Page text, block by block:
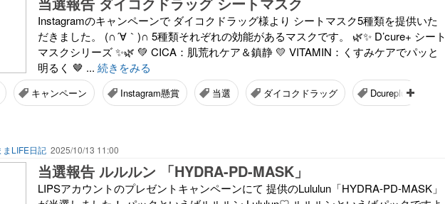
Instagramのキャンペーンで ダイコクドラッグ様より シートマスク5種類を提供いた
だきました。 (∩´∀｀)∩ 5種類それぞれの効能があるマスクです。 🌿✨ D’cure+ シート
マスクシリーズ ✨🌿 💚 CICA：肌荒れケア＆鎮静 💛 VITAMIN：くすみケアでパッと
明るく 🤎 ... 続きをみる
キャンペーン Instagram懸賞 当選 ダイコクドラッグ Dcureplus
LIFE日記 2025/10/13 11:00
当選報告 ルルルン 「HYDRA-PD-MASK」
LIPSアカウントのプレゼントキャンペーンにて 提供のLululun「HYDRA-PD-MASK」